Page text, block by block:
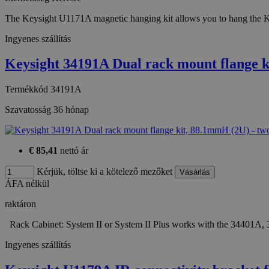
The Keysight U1171A magnetic hanging kit allows you to hang the
Ingyenes szállítás
Keysight 34191A Dual rack mount flange
Termékkód 34191A
Szavatosság 36 hónap
€ 85,41 nettó ár
Kérjük, töltse ki a kötelező mezőket
ÁFA nélkül
raktáron
Rack Cabinet: System II or System II Plus works with the
Ingyenes szállítás
Provider
/
LLC
.htest.hu
.htest.hu
_gid
temp_cookie